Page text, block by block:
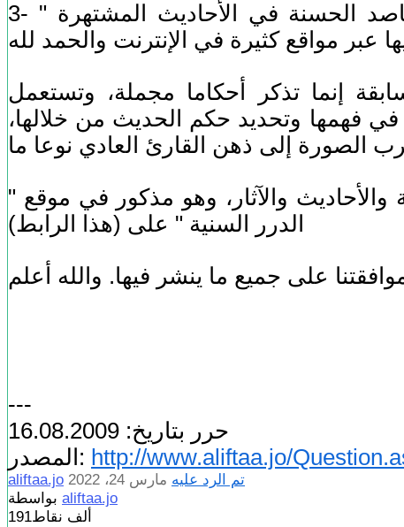
3- كما ننصح بالبحث في كتب أهل العلم المتخصصة في هذا الشأن، ككتاب: " المقاصد الحسنة في الأحاديث المشتهرة "
إنما تذكر أحكاما مجملة، وتستعمل
فهمها وتحديد حكم الحديث من خلالها،
والآثار، وهو مذكور في موقع "
الدرر السنية " على (هذا الرابط)
---
حرر بتاريخ: 16.08.2009
المصدر: http://www.aliftaa.jo/
aliftaa.jo تم الرد عليه مارس 24، 2022
aliftaa.jo
191ألف نقاط